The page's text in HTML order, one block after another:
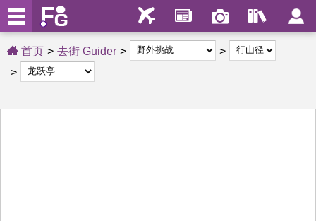
首页 去街 Guider